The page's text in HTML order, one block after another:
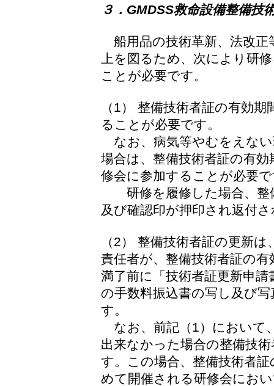
３．GMDSS救命設備整備技
船用品の技術革新、法改正
上を図るため、次により研
ことが必要です。
（1） 整備技術者証の有効
ることが必要です。
なお、病気等やむをえな
場合は、整備技術者証の有
修会に参加することが必要
研修を履修した場合、整
及び確認印が押印され返付
（2） 整備技術者証の更新
責任者が、整備技術者証の有
満了前に「技術者証更新申
の手数料振込書の写し及び
す。
なお、前記（1）において
出来なかった場合の整備技
す。この場合、整備技術者
めて開催される研修会にお